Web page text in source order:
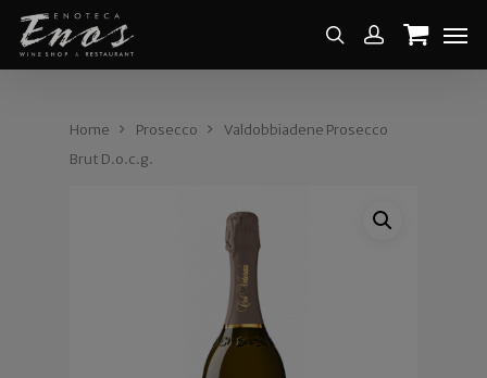
Home Prosecco
Valdobbiadene Prosecco
Brut D.o.c.g.